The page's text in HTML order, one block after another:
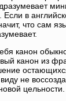
в
что сам
канон
канон из
не
цельности.